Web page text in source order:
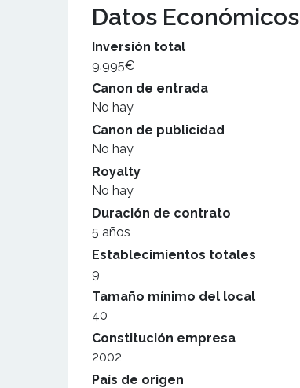
Datos Económicos
Inversión total
9.995€
Canon de entrada
No hay
Canon de publicidad
No hay
Royalty
No hay
Duración de contrato
5 años
Establecimientos totales
9
Tamaño mínimo del local
40
Constitución empresa
2002
País de origen